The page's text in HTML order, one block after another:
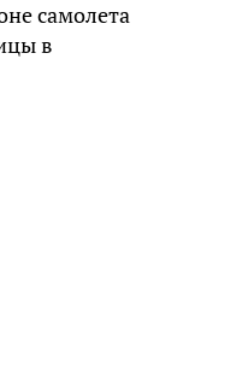
самолета
в